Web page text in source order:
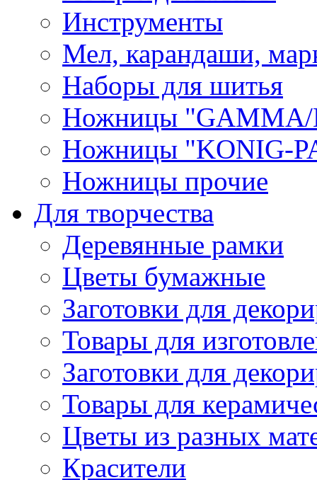
Инструменты
Мел, карандаши,
Наборы для шитья
Ножницы "GAMMA/
Ножницы "KONIG-
Ножницы прочие
Для творчества
Деревянные рамки
Цветы бумажные
Заготовки для
Товары для
Заготовки для
Товары для
Цветы из разных
Красители